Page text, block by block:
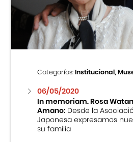
Centro Cultural Peruano
Cursos
Museo de la Inmigración
Fondo Editorial
Teatro Peruano Japonés
Categorías:Institucional,
06/05/2020
In memoriam. Rosa
Amano:Desde la
Japonesa expresamos
su familia